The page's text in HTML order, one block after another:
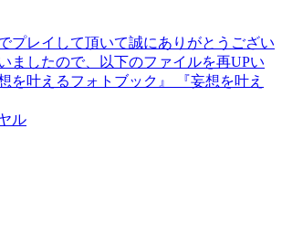
プレイして頂いて誠にありがとうござい
ましたので、以下のファイルを再UPい
を叶えるフォトブック』 『妄想を叶え
ル